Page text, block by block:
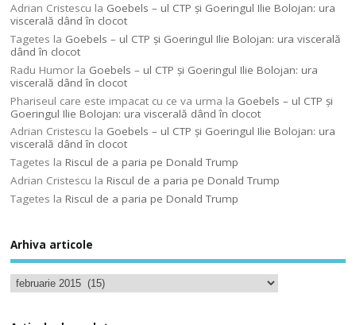
Adrian Cristescu la Goebels – ul CTP şi Goeringul Ilie Bolojan: ura
viscerală dând în clocot
Tagetes la Goebels – ul CTP şi Goeringul Ilie Bolojan: ura viscerală
dând în clocot
Radu Humor la Goebels – ul CTP şi Goeringul Ilie Bolojan: ura
viscerală dând în clocot
Phariseul care este impacat cu ce va urma la Goebels – ul CTP şi
Goeringul Ilie Bolojan: ura viscerală dând în clocot
Adrian Cristescu la Goebels – ul CTP şi Goeringul Ilie Bolojan: ura
viscerală dând în clocot
Tagetes laRiscul de a paria pe Donald Trump
Adrian Cristescu laRiscul de a paria pe Donald Trump
Tagetes laRiscul de a paria pe Donald Trump
Arhiva articole